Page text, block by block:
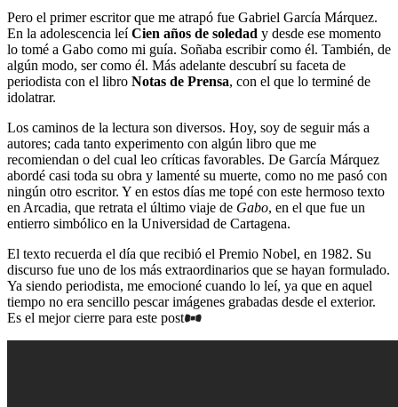
Pero el primer escritor que me atrapó fue Gabriel García Márquez.
En la adolescencia leíCien años de soledad y desde ese momento
lo tomé a Gabo como mi guía. Soñaba escribir como él. También, de
algún modo, ser como él. Más adelante descubrí su faceta de
periodista con el libro Notas de Prensa, con el que lo terminé de
idolatrar.
Los caminos de la lectura son diversos. Hoy, soy de seguir más a
autores; cada tanto experimento con algún libro que me
recomiendan o del cual leo críticas favorables. De García Márquez
abordé casi toda su obra y lamenté su muerte, como no me pasó con
ningún otro escritor. Y en estos días me topé con este hermoso texto
en Arcadia, que retrata el último viaje de Gabo, en el que fue un
entierro simbólico en la Universidad de Cartagena.
El texto recuerda el día que recibió el Premio Nobel, en 1982. Su
discurso fue uno de los más extraordinarios que se hayan formulado.
Ya siendo periodista, me emocioné cuando lo leí, ya que en aquel
tiempo no era sencillo pescar imágenes grabadas desde el exterior.
Es el mejor cierre para este post